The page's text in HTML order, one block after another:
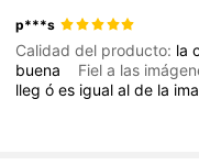
p***s
Calidad del producto: la
buena
Fiel a las
llegóes igualalde la